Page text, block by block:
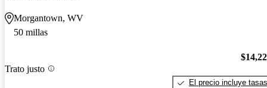
Morgantown, WV
50 millas
Trato justo
El precio incluye tasas